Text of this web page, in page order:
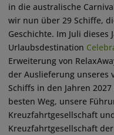
in die australische
wir nun über 29 Schiffe,
Geschichte. Im Juli
Urlaubsdestination
Erweiterung von
der Auslieferung unseres
Schiffs in den Jahren
besten Weg, unsere
Kreuzfahrtgesellschaft
Kreuzfahrtgesellschaft